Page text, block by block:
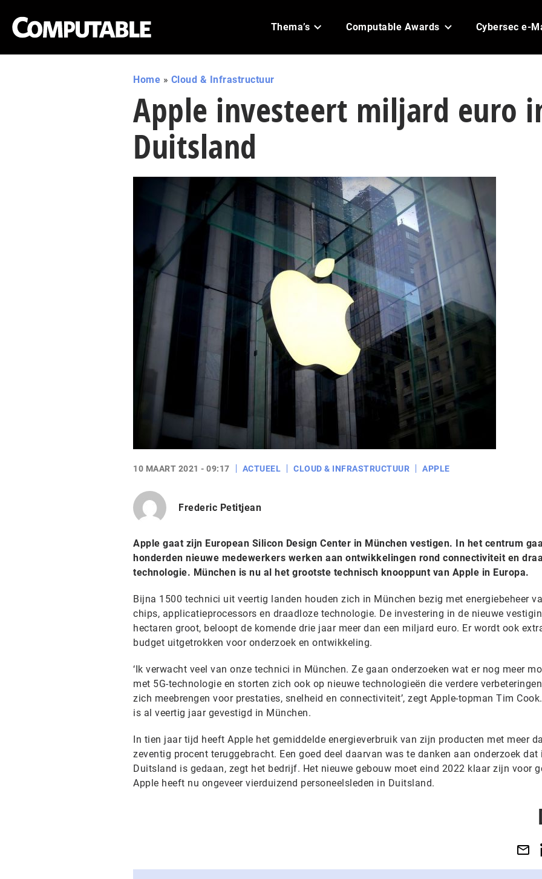
Thema’s Computable Awards Cybersec e-
Home » Cloud & Infrastructuur
Apple investeert miljard euro
Duitsland
10 MAART 2021 - 09:17 ACTUEEL CLOUD & INFRASTRUCTUUR APPLE
Frederic Petitjean
Apple gaat zijn European Silicon Design Center in München vestigen. In het centrum
honderden nieuwe medewerkers werken aan ontwikkelingen rond connectiviteit en
technologie. München is nu al het grootste technisch knooppunt van Apple in Europa.
Bijna 1500 technici uit veertig landen houden zich in München bezig met energiebeheer
chips, applicatieprocessors en draadloze technologie. De investering in de nieuwe
hectaren groot, beloopt de komende drie jaar meer dan een miljard euro. Er wordt ook
budget uitgetrokken voor onderzoek en ontwikkeling.
‘Ik verwacht veel van onze technici in München. Ze gaan onderzoeken wat er nog meer
met 5G-technologie en storten zich ook op nieuwe technologieën die verdere
zich meebrengen voor prestaties, snelheid en connectiviteit’, zegt Apple-topman Tim
is al veertig jaar gevestigd in München.
In tien jaar tijd heeft Apple het gemiddelde energieverbruik van zijn producten met meer
zeventig procent teruggebracht. Een goed deel daarvan was te danken aan onderzoek dat
Duitsland is gedaan, zegt het bedrijf. Het nieuwe gebouw moet eind 2022 klaar zijn voor
Apple heeft nu ongeveer vierduizend personeelsleden in Duitsland.